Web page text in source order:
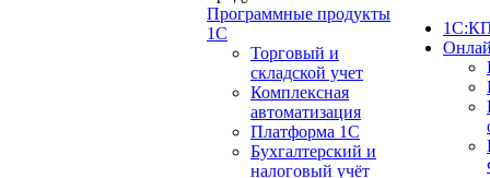
Программные продукты
1С
Торговый и
складской учет
Комплексная
автоматизация
Платформа 1С
Бухгалтерский и
налоговый учёт